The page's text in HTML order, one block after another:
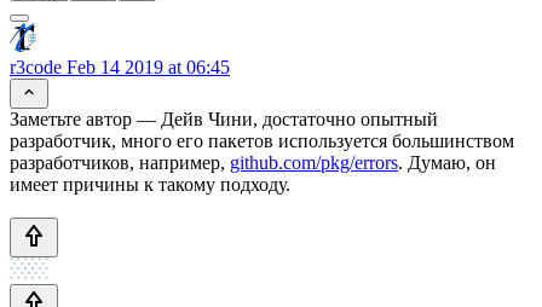
r3code Feb 14 2019 at 06:45
Заметьте автор — Дейв Чини, достаточно опытный
разработчик, много его пакетов используется большинством
разработчиков, например, github.com/pkg/errors. Думаю, он
имеет причины к такому подходу.